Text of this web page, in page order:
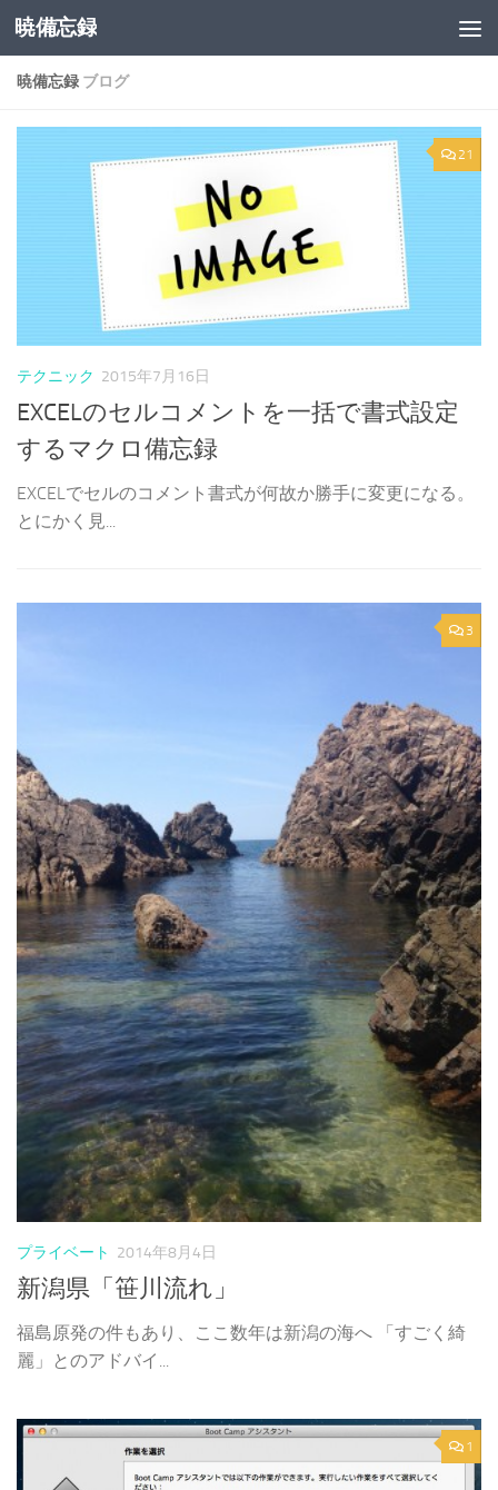
コンテンツへスキップ
暁備忘録
暁備忘録 ブログ
21
テクニック 2015年7月16日
EXCELのセルコメントを一括で書式設定
するマクロ備忘録
EXCELでセルのコメント書式が何故か勝手に変更になる。
とにかく見...
3
プライベート 2014年8月4日
新潟県「笹川流れ」
福島原発の件もあり、ここ数年は新潟の海へ 「すごく綺
麗」とのアドバイ...
1